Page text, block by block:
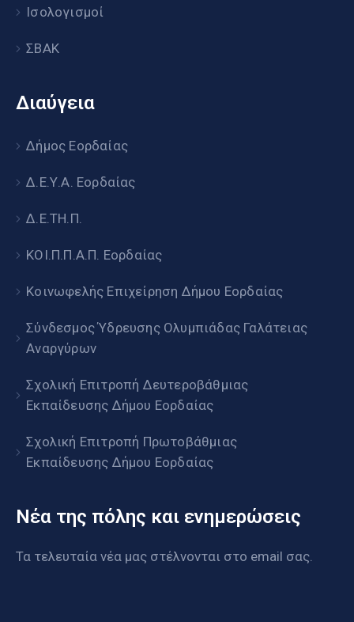
Ισολογισμοί
ΣΒΑΚ
Διαύγεια
Δήμος Εορδαίας
Δ.Ε.Υ.Α. Εορδαίας
Δ.Ε.ΤΗ.Π.
ΚΟΙ.Π.Π.Α.Π. Εορδαίας
Κοινωφελής Επιχείρηση Δήμου Εορδαίας
Σύνδεσμος Ύδρευσης Ολυμπιάδας Γαλάτειας
Αναργύρων
Σχολική Επιτροπή Δευτεροβάθμιας
Εκπαίδευσης Δήμου Εορδαίας
Σχολική Επιτροπή Πρωτοβάθμιας
Εκπαίδευσης Δήμου Εορδαίας
Νέα της πόλης και ενημερώσεις
Τα τελευταία νέα μας στέλνονται στο email σας.